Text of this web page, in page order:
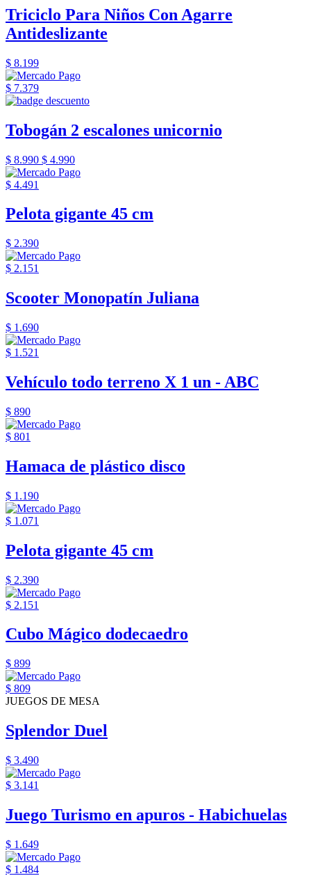
Triciclo Para Niños Con Agarre
Antideslizante
$ 8.199
$ 7.379
Tobogán 2 escalones unicornio
$ 8.990 $ 4.990
$ 4.491
Pelota gigante 45 cm
$ 2.390
$ 2.151
Scooter Monopatín Juliana
$ 1.690
$ 1.521
Vehículo todo terreno X 1 un - ABC
$ 890
$ 801
Hamaca de plástico disco
$ 1.190
$ 1.071
Pelota gigante 45 cm
$ 2.390
$ 2.151
Cubo Mágico dodecaedro
$ 899
$ 809
JUEGOS DE MESA
Splendor Duel
$ 3.490
$ 3.141
Juego Turismo en apuros - Habichuelas
$ 1.649
$ 1.484